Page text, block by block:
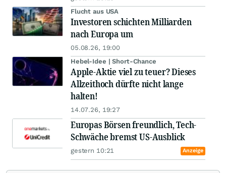
Flucht aus USA
Investoren schichten Milliarden
nach Europa um
05.08.26, 19:00
Hebel-Idee | Short-Chance
Apple-Aktie viel zu teuer? Dieses
Allzeithoch dürfte nicht lange
halten!
14.07.26, 19:27
Europas Börsen freundlich, Tech-
Schwäche bremst US-Ausblick
gestern 10:21 Anzeige